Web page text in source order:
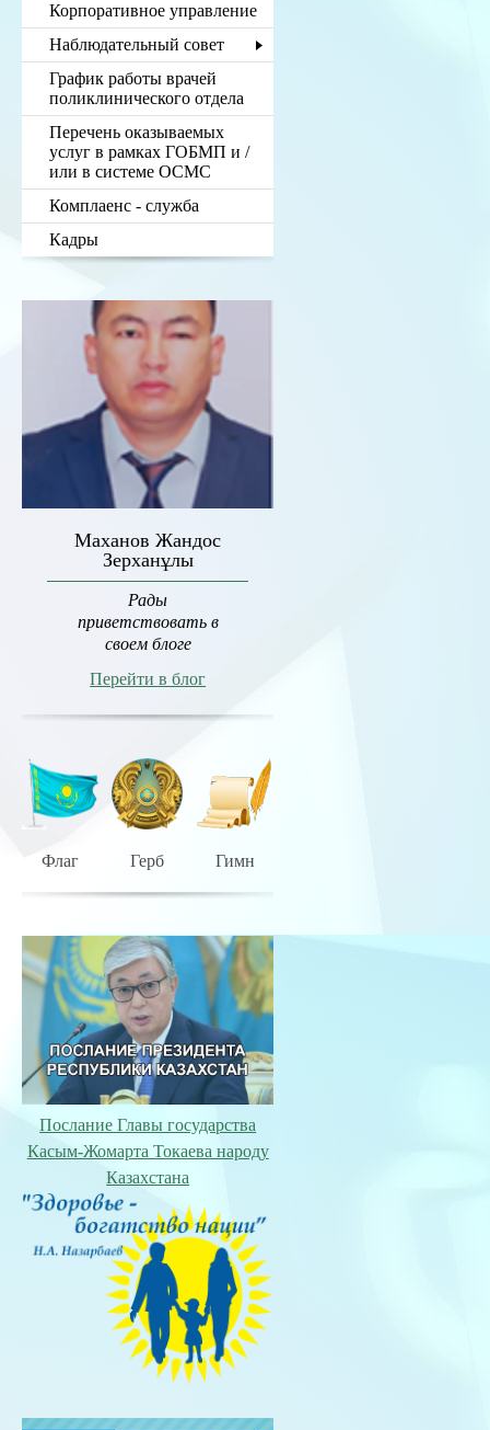
Корпоративное управление
Наблюдательный совет
График работы врачей
поликлинического отдела
Перечень оказываемых
услуг в рамках ГОБМП и /
или в системе ОСМС
Комплаенс - служба
Кадры
Маханов Жандос
Зерханұлы
Рады
приветствовать в
своем блоге
Перейти в блог
Флаг Герб Гимн
Послание Главы государства
Касым-Жомарта Токаева народу
Казахстана